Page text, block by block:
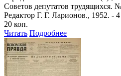
Советов депутатов трудящихся.
Редактор Г. Г. Ларионов., 1952. -
20 коп.
Читать Подробнее